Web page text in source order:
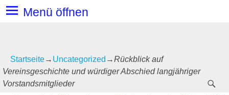
Menü öffnen
Startseite→ Uncategorized →Rückblick auf
Vereinsgeschichte und würdiger Abschied langjähriger
Vorstandsmitglieder